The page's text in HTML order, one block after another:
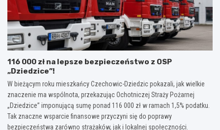
116 000 zł na lepsze bezpieczeństwo z OSP
„Dziedzice”!
W bieżącym roku mieszkańcy Czechowic-Dziedzic pokazali, jak wielkie
znaczenie ma wspólnota, przekazując Ochotniczej Straży Pożarnej
„Dziedzice” imponującą sumę ponad 116 000 zł w ramach 1,5% podatku.
Tak znaczne wsparcie finansowe przyczyni się do poprawy
bezpieczeństwa zarówno strażaków, jak i lokalnej społeczności.